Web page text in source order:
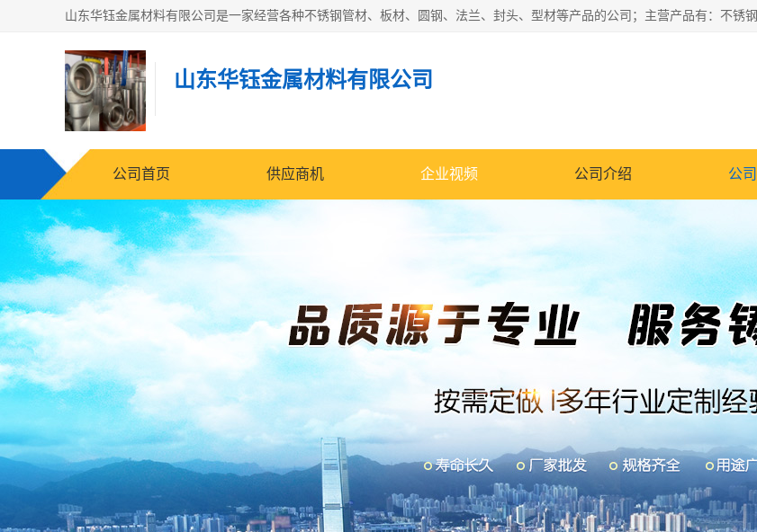
山东华钰金属材料有限公司
公司首页 供应商机 企业视频 公司介绍 公